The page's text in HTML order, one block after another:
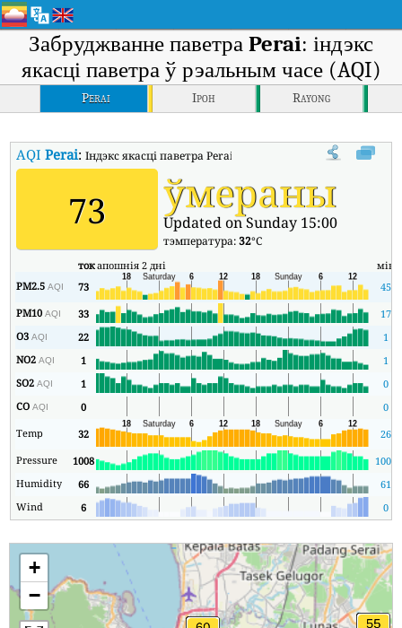
Забруджванне паветра Perai: індэкс
якасці паветра ў рэальным часе (AQI)
Perai Ipoh Rayong
AQIPerai:Індэкс якасці паветра Perai у рэальным часе (AQI).
73 ўмераны
Updated on Sunday 15:00
тэмпература:32°C
токапошнія 2 дні мін
PM2.5AQI 73
45
PM10AQI 33
17
O3AQI 22
1
NO2AQI 1
1
SO2AQI 1
0
COAQI 0
0
Temp
32
26
Pressure
1008 1006
Humidity
66
61
Wind
6 0
+
−